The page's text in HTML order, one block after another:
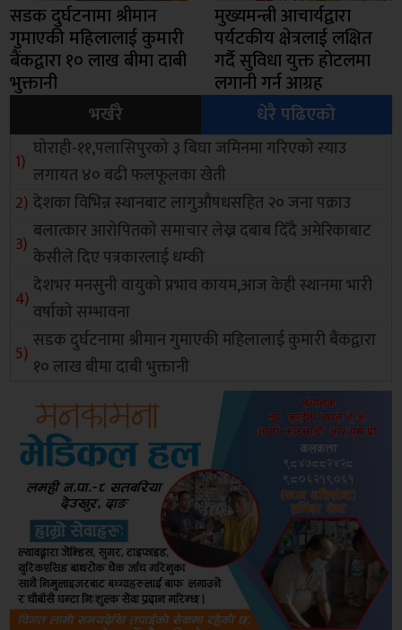
सडक दुर्घटनामा श्रीमान
गुमाएकी महिलालाई कुमारी
बैंकद्वारा १० लाख बीमा दाबी
भुक्तानी
मुख्यमन्त्री आचार्यद्वारा
पर्यटकीय क्षेत्रलाई लक्षित
गर्दै सुविधा युक्त होटलमा
लगानी गर्न आग्रह
भर्खरै
धेरै पढिएको
घोराही-११,पलासिपुरको ३ बिघा जमिनमा गरिएको स्याउ
लगायत ४० बढी फलफूलका खेती
देशका विभिन्न स्थानबाट लागुऔषधसहित २० जना पक्राउ
बलात्कार आरोपितको समाचार लेख्न दबाब दिँदै अमेरिकाबाट
केसीले दिए पत्रकारलाई धम्की
देशभर मनसुनी वायुको प्रभाव कायम,आज केही स्थानमा भारी
वर्षाको सम्भावना
सडक दुर्घटनामा श्रीमान गुमाएकी महिलालाई कुमारी बैंकद्वारा
१० लाख बीमा दाबी भुक्तानी